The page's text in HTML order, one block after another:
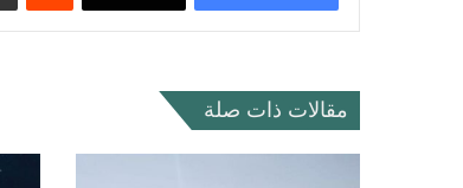
مقالات ذات صلة